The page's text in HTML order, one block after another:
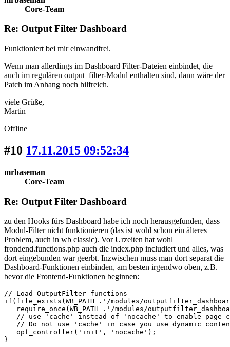
Core-Team
Re: Output Filter Dashboard
Funktioniert bei mir einwandfrei.
Wenn man allerdings im Dashboard Filter-Dateien einbindet, die
auch im regulären output_filter-Modul enthalten sind, dann wäre der
Patch im Anhang noch hilfreich.
viele Grüße,
Martin
Offline
#10 17.11.2015 09:52:34
mrbaseman
Core-Team
Re: Output Filter Dashboard
zu den Hooks fürs Dashboard habe ich noch herausgefunden, dass
Modul-Filter nicht funktionieren (das ist wohl schon ein älteres
Problem, auch in wb classic). Vor Urzeiten hat wohl
frondend.functions.php auch die index.php includiert und alles, was
dort eingebunden war geerbt. Inzwischen muss man dort separat die
Dashboard-Funktionen einbinden, am besten irgendwo oben, z.B.
bevor die Frontend-Funktionen beginnen:
// Load OutputFilter functions
if(file_exists(WB_PATH .'/modules/
require_once(WB_PATH .'/modules/
// use 'cache' instead of 'nocache' to enable page-
// Do not use 'cache' in case you use dynamic
   opf_controller('init', 'nocache');
}